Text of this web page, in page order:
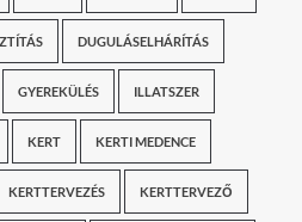
DUGULÁSELHÁRÍTÁS
GYEREKÜLÉS ILLATSZER
KERT KERTI MEDENCE
KERTTERVEZÉS KERTTERVEZŐ